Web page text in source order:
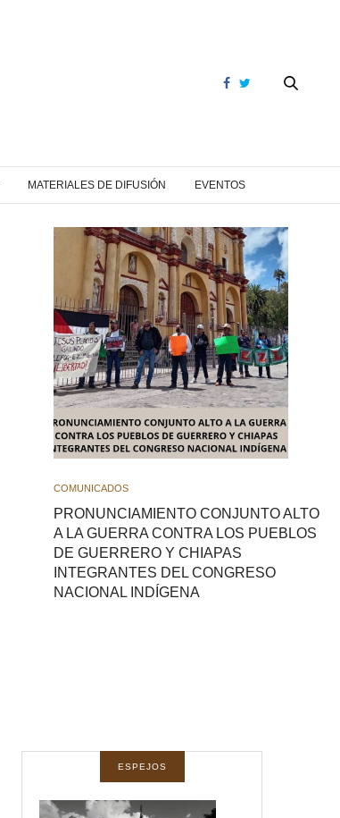
MATERIALES DE DIFUSIÓN EVENTOS
COMUNICADOS
PRONUNCIAMIENTO CONJUNTO ALTO
A LA GUERRA CONTRA LOS PUEBLOS
DE GUERRERO Y CHIAPAS
INTEGRANTES DEL CONGRESO
NACIONAL INDÍGENA
ESPEJOS